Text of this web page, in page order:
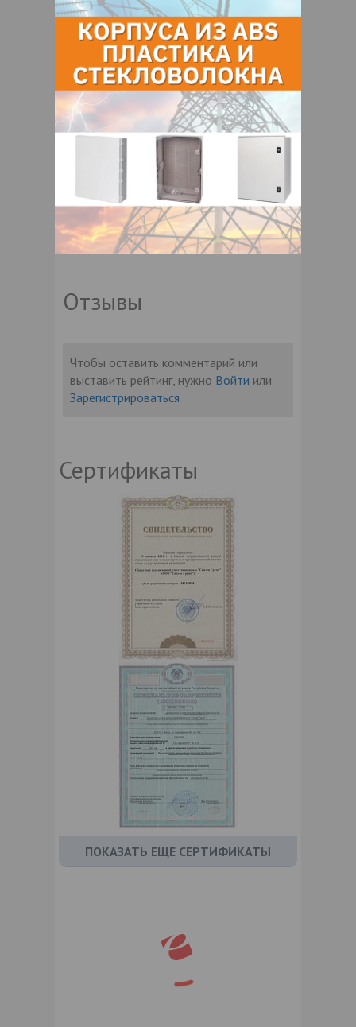
Отзывы
Чтобы оставить комментарий или
выставить рейтинг, нужно Войти или
Зарегистрироваться
Сертификаты
ПОКАЗАТЬ ЕЩЕ СЕРТИФИКАТЫ